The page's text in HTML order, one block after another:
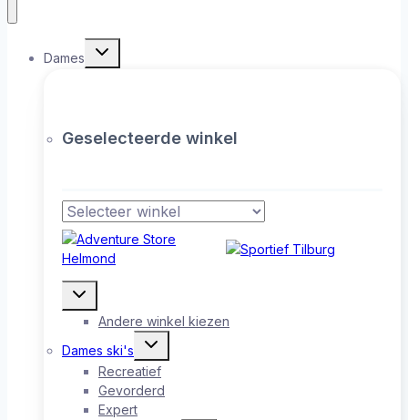
Dames
Toggle
Geselecteerde winkel
Toggle
Andere winkel kiezen
Dames ski's
Toggle
Recreatief
Gevorderd
Expert